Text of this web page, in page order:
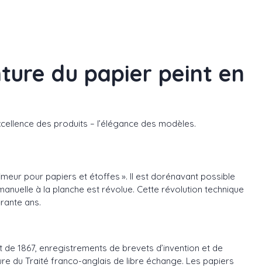
du papier peint en
des produits – l’élégance des modèles.
pour papiers et étoffes ». Il est dorénavant possible
à la planche est révolue. Cette révolution technique
ans.
1867, enregistrements de brevets d’invention et de
du Traité franco-anglais de libre échange. Les papiers